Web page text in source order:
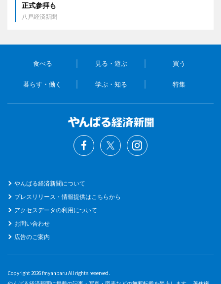
正式参拝も
八戸経済新聞
食べる 見る・遊ぶ 買う
暮らす・働く 学ぶ・知る 特集
やんばる経済新聞について
プレスリリース・情報提供はこちらから
アクセスデータの利用について
お問い合わせ
広告のご案内
Copyright 2026 fmyanbaru All rights reserved.